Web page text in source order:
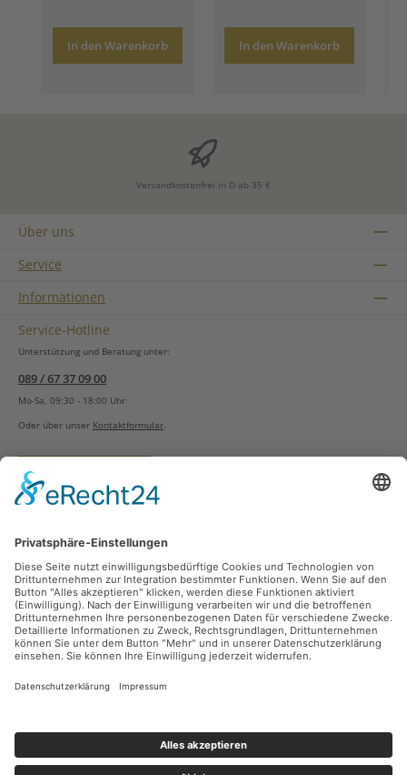
In den Warenkorb In den Warenkorb
Versandkostenfrei in D ab 35 €
Über uns
Service
Informationen
Service-Hotline
Unterstützung und Beratung unter:
089 / 67 37 09 00
Mo-Sa, 09:30 - 18:00 Uhr
Oder über unser Kontaktformular.
Vertrag widerrufen
Zahlungsarten
Sicher Einkaufen
Ladengeschäft
Newsletter
Facebook Instagram